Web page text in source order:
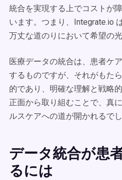
統合を実現する上でコストが
います。つまり、Integrate.io
万丈な道のりにおいて希望の
医療データの統合は、患者ケ
するものですが、それがもた
的であり、明確な理解と戦略
正面から取り組むことで、真
ルスケアへの道が開かれるでし
データ統合が患
るには